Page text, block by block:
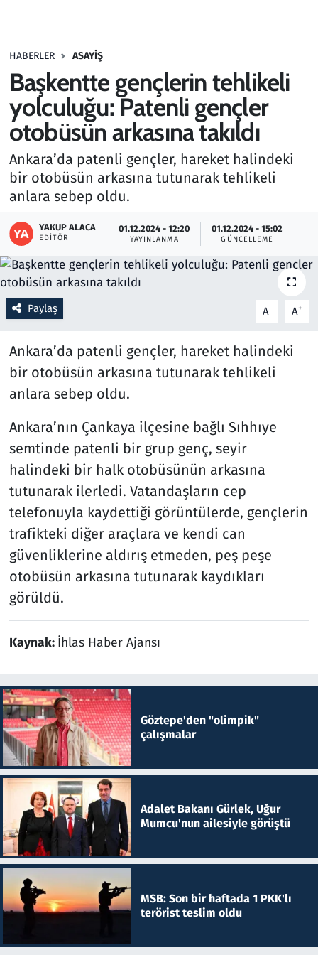
HABERLER ASAYIŞ
Başkentte gençlerin tehlikeli
yolculuğu: Patenli gençler
otobüsün arkasına takıldı
Ankara’da patenli gençler, hareket halindeki
bir otobüsün arkasına tutunarak tehlikeli
anlara sebep oldu.
YAKUP ALACA
EDITÖR
01.12.2024 - 12:20
YAYINLANMA
01.12.2024 - 15:02
GÜNCELLEME
Paylaş A- A+
Ankara’da patenli gençler, hareket halindeki
bir otobüsün arkasına tutunarak tehlikeli
anlara sebep oldu.
Ankara’nın Çankaya ilçesine bağlı Sıhhıye
semtinde patenli bir grup genç, seyir
halindeki bir halk otobüsünün arkasına
tutunarak ilerledi. Vatandaşların cep
telefonuyla kaydettiği görüntülerde, gençlerin
trafikteki diğer araçlara ve kendi can
güvenliklerine aldırış etmeden, peş peşe
otobüsün arkasına tutunarak kaydıkları
görüldü.
Kaynak: İhlas Haber Ajansı
Göztepe'den "olimpik"
çalışmalar
Adalet Bakanı Gürlek, Uğur
Mumcu'nun ailesiyle görüştü
MSB: Son bir haftada 1 PKK'lı
terörist teslim oldu
Haber
Kültür Sanat
Kurumsal Haberler
Lezzet Durağı
Memur ve Kamu
Otomobil
Oyun
Ramazan
Resmi İlanlar
Rüya Tabirleri
Sağlık
Savunma Sanayi
Seçim 2023
Spor
Teknoloji ve Bilim
Televizyon